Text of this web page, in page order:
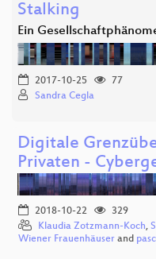
Stalking
Ein
2017-10-25
77
Sandra Cegla
Digitale
Privaten -
2018-10-22
329
Klaudia Zotzmann-Koch,
Wiener Frauenhäuser and